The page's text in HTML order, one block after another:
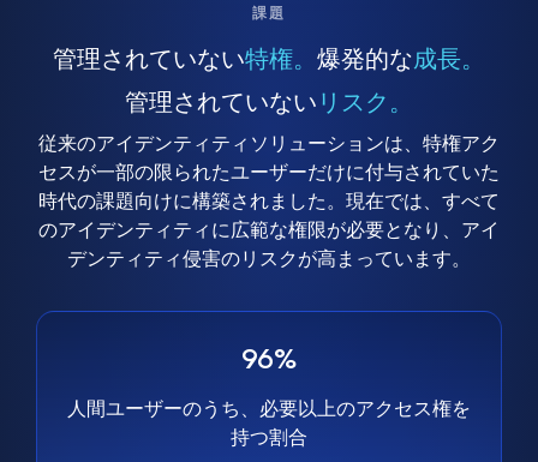
課題
管理されていない特権。 爆発的な成長。
管理されていない リスク。
従来のアイデンティティソリューションは、特権アク
セスが一部の限られたユーザーだけに付与されていた
時代の課題向けに構築されました。現在では、すべて
のアイデンティティに広範な権限が必要となり、アイ
デンティティ侵害のリスクが高まっています。
96%
人間ユーザーのうち、必要以上のアクセス権を
持つ割合